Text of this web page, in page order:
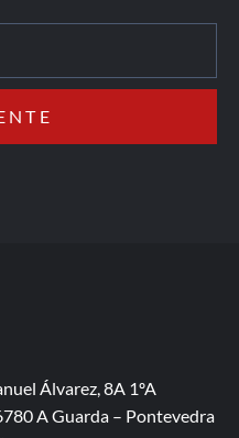
Álvarez, 8A 1ºA
A Guarda – Pontevedra